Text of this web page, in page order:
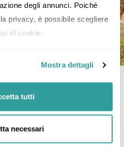
degli annunci. Poiché
privacy, è possibile scegliere
di cookie.
Mostra dettagli
tutti
necessari le foreste e